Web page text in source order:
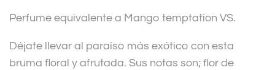
e
:
Perfume equivalente a Mango temptation VS.
Déjate llevar al paraíso más exótico con esta
bruma floral y afrutada. Sus notas son; flor de